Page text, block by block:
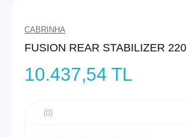
CABRINHA
FUSION REAR STABILIZER 220
10.437,54 TL
(0)